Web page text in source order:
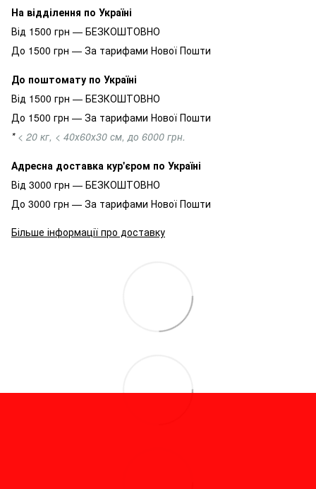
На відділення по Україні
Від 1500 грн — БЕЗКОШТОВНО
До 1500 грн — За тарифами Нової Пошти
До поштомату по Україні
Від 1500 грн — БЕЗКОШТОВНО
До 1500 грн — За тарифами Нової Пошти
* < 20 кг, < 40х60х30 см, до 6000 грн.
Адресна доставка кур'єром по Україні
Від 3000 грн — БЕЗКОШТОВНО
До 3000 грн — За тарифами Нової Пошти
Більше інформації про доставку